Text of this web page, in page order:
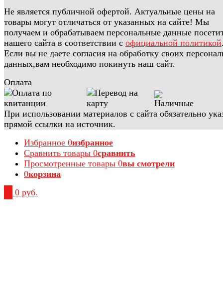
Не является публичной офертой. Актуальные цены на
товары могут отличаться от указанных на сайте! Мы
получаем и обрабатываем персональные данные
нашего сайта в соответствии с официальной политикой
Если вы не даете согласия на обработку своих
данных,вам необходимо покинуть наш сайт.
Оплата
При использовании материалов с сайта обязательно
прямой ссылки на источник.
Избранное 0избранное
Сравнить товары 0сравнить
Просмотренные товары 0вы смотрели
0корзина
0 руб.